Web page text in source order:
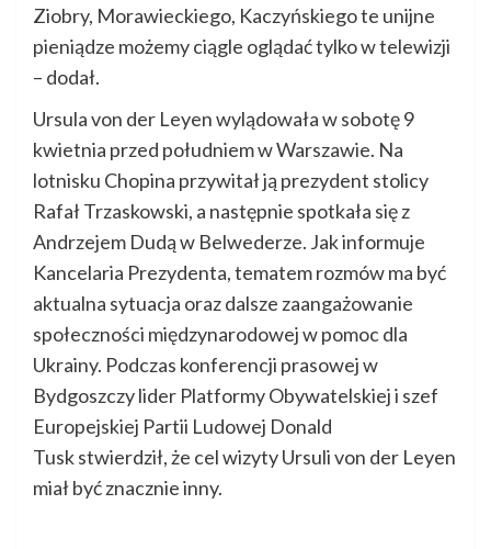
Ziobry, Morawieckiego, Kaczyńskiego te unijne
pieniądze możemy ciągle oglądać tylko w telewizji
– dodał.
Ursula von der Leyen wylądowała w sobotę 9
kwietnia przed południem w Warszawie. Na
lotnisku Chopina przywitał ją prezydent stolicy
Rafał Trzaskowski, a następnie spotkała się z
Andrzejem Dudą w Belwederze. Jak informuje
Kancelaria Prezydenta, tematem rozmów ma być
aktualna sytuacja oraz dalsze zaangażowanie
społeczności międzynarodowej w pomoc dla
Ukrainy. Podczas konferencji prasowej w
Bydgoszczy lider Platformy Obywatelskiej i szef
Europejskiej Partii Ludowej Donald
Tusk stwierdził, że cel wizyty Ursuli von der Leyen
miał być znacznie inny.